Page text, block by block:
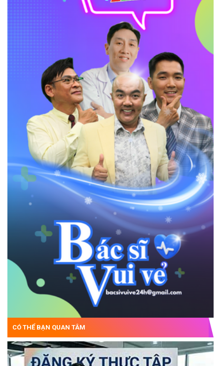
CÓ THỂ BẠN QUAN TÂM